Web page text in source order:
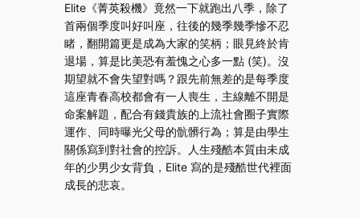
Elite《菁英殺機》竟然一下就跑出八季，除了
首兩個季度叫好叫座，往後的幾季幾季慘不忍
睹，翻開篇更是成為大家的笑柄；眼見終於肯
退場，算是比美恐有羞愧之心多一點 (笑)。沒
期望就不會失望對嗎？跟先前無差的是每季度
這座青春高校都會有一人喪生，主線離不開是
命案解題，配合有錢貴族的上流社會圈子實際
運作、同時曝光父母的骯髒行為；算是由學生
關係寫到對社會的控訴。人生殘酷本質由未成
年的少男少女背負，Elite 寫的是殘酷世代裡面
成長的悲哀。